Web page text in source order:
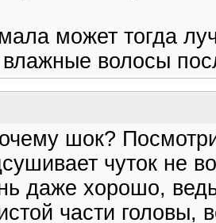
может тогда
влажные волосы
шок?
чуток не
даже хорошо,
части головы,